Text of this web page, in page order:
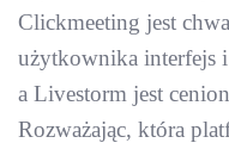
Clickmeeting jest
użytkownika interfejs
a Livestorm jest
Rozważając, która